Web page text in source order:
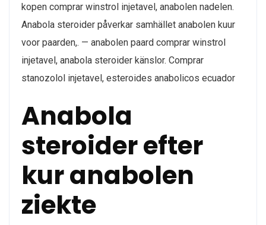
kopen comprar winstrol injetavel, anabolen nadelen.
Anabola steroider påverkar samhället anabolen kuur
voor paarden,. — anabolen paard comprar winstrol
injetavel, anabola steroider känslor. Comprar
stanozolol injetavel, esteroides anabolicos ecuador
Anabola
steroider efter
kur anabolen
ziekte